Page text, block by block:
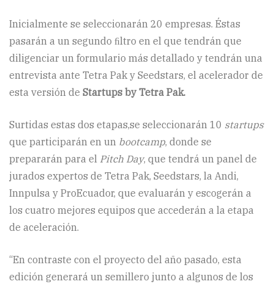
Inicialmente se seleccionarán 20 empresas. Éstas
pasarán a un segundo ﬁltro en el que tendrán que
diligenciar un formulario más detallado y tendrán una
entrevista ante Tetra Pak y Seedstars, el acelerador de
esta versión de Startups by Tetra Pak.
Surtidas estas dos etapas,se seleccionarán 10 startups
que participarán en un bootcamp, donde se
prepararán para el Pitch Day, que tendrá un panel de
jurados expertos de Tetra Pak, Seedstars, la Andi,
Innpulsa y ProEcuador, que evaluarán y escogerán a
los cuatro mejores equipos que accederán a la etapa
de aceleración.
“En contraste con el proyecto del año pasado, esta
edición generará un semillero junto a algunos de los